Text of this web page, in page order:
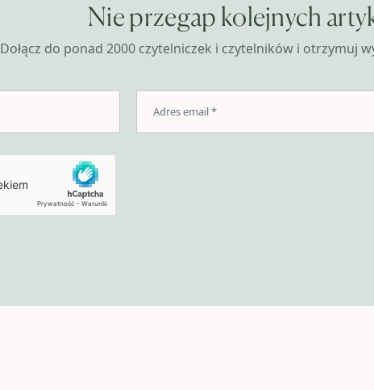
Nie przegap kolejnych
Dołącz do ponad 2000 czytelniczek i czytelników i otrzymuj